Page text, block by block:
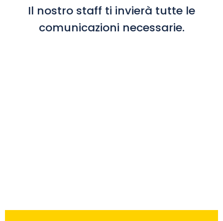
Il nostro staff ti invierà tutte le
comunicazioni necessarie.